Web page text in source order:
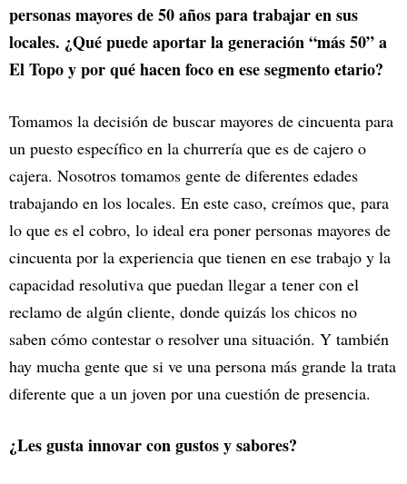
personas mayores de 50 años para trabajar en sus
locales. ¿Qué puede aportar la generación “más 50” a
El Topo y por qué hacen foco en ese segmento etario?
Tomamos la decisión de buscar mayores de cincuenta para
un puesto específico en la churrería que es de cajero o
cajera. Nosotros tomamos gente de diferentes edades
trabajando en los locales. En este caso, creímos que, para
lo que es el cobro, lo ideal era poner personas mayores de
cincuenta por la experiencia que tienen en ese trabajo y la
capacidad resolutiva que puedan llegar a tener con el
reclamo de algún cliente, donde quizás los chicos no
saben cómo contestar o resolver una situación. Y también
hay mucha gente que si ve una persona más grande la trata
diferente que a un joven por una cuestión de presencia.
¿Les gusta innovar con gustos y sabores?